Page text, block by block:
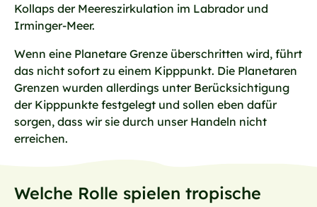
Kollaps der Meereszirkulation im Labrador und
Irminger-Meer.
Wenn eine Planetare Grenze überschritten wird, führt
das nicht sofort zu einem Kipppunkt. Die Planetaren
Grenzen wurden allerdings unter Berücksichtigung
der Kipppunkte festgelegt und sollen eben dafür
sorgen, dass wir sie durch unser Handeln nicht
erreichen.
Welche Rolle spielen tropische